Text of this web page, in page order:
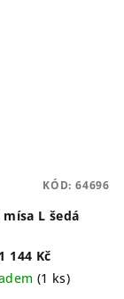
mísa L šedá
1 144 Kč
(1 ks)
KÓD: 64696